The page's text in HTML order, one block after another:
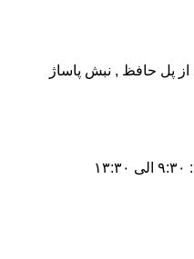
از پل حافظ , نبش پاساژ